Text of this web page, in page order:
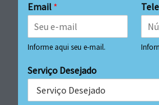
Email *
Informe aqui seu e-mail.
Serviço Desejado